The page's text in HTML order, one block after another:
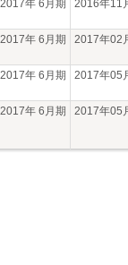
2017年 6月期 2016年11
2017年 6月期 2017年02
2017年 6月期 2017年05
2017年 6月期 2017年05